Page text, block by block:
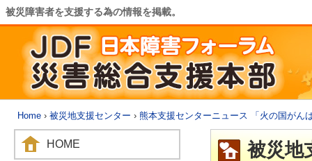
被災障害者を支援する為の情報を掲載。
Home › 被災地支援センター › 熊本支援センターニュース 「火の国がん
被災地
HOME